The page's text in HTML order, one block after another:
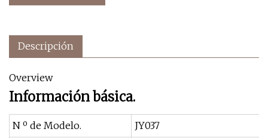
Descripción
Overview
Información básica.
N º de Modelo.
JY037